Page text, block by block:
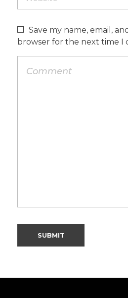
Save my name, email,
browser for the next time I